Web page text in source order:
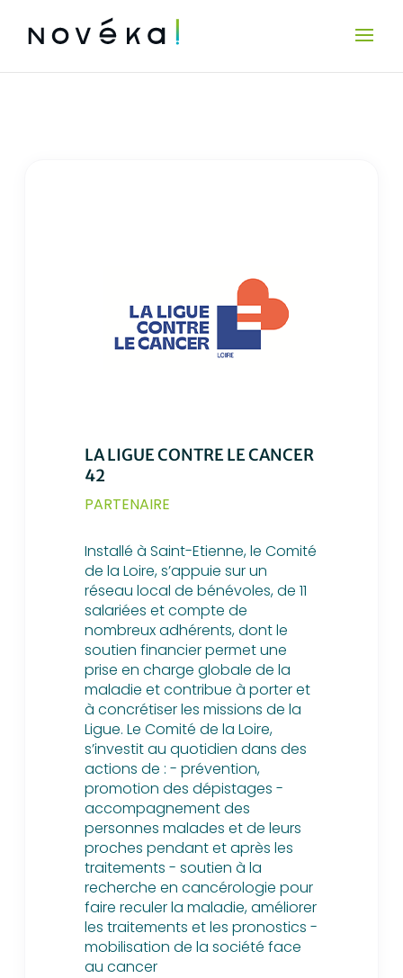
LA LIGUE CONTRE LE CANCER
42
PARTENAIRE
Installé à Saint-Etienne, le Comité
de la Loire, s’appuie sur un
réseau local de bénévoles, de 11
salariées et compte de
nombreux adhérents, dont le
soutien financier permet une
prise en charge globale de la
maladie et contribue à porter et
à concrétiser les missions de la
Ligue. Le Comité de la Loire,
s’investit au quotidien dans des
actions de : - prévention,
promotion des dépistages -
accompagnement des
personnes malades et de leurs
proches pendant et après les
traitements - soutien à la
recherche en cancérologie pour
faire reculer la maladie, améliorer
les traitements et les pronostics -
mobilisation de la société face
au cancer